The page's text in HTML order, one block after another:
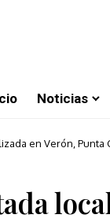
Noticias
en Verón, Punta